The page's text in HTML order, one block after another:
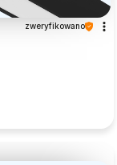
zweryfikowano